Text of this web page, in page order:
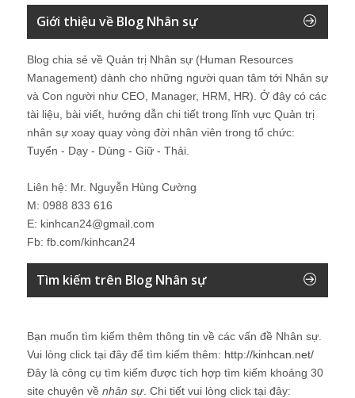
Giới thiệu về Blog Nhân sự
Blog chia sẻ về Quản trị Nhân sự (Human Resources
Management) dành cho những người quan tâm tới Nhân sự
và Con người như CEO, Manager, HRM, HR). Ở đây có các
tài liệu, bài viết, hướng dẫn chi tiết trong lĩnh vực Quản trị
nhân sự xoay quay vòng đời nhân viên trong tổ chức:
Tuyển - Dạy - Dùng - Giữ - Thải.
Liên hệ: Mr. Nguyễn Hùng Cường
M: 0988 833 616
E: kinhcan24@gmail.com
Fb: fb.com/kinhcan24
Tìm kiếm trên Blog Nhân sự
Bạn muốn tìm kiếm thêm thông tin về các vấn đề Nhân sự
Vui lòng click tại đây để tìm kiếm thêm: http://kinhcan.net/
Đây là công cụ tìm kiếm được tích hợp tìm kiếm khoảng 30
site chuyên về nhân sự. Chi tiết vui lòng click tại đây: